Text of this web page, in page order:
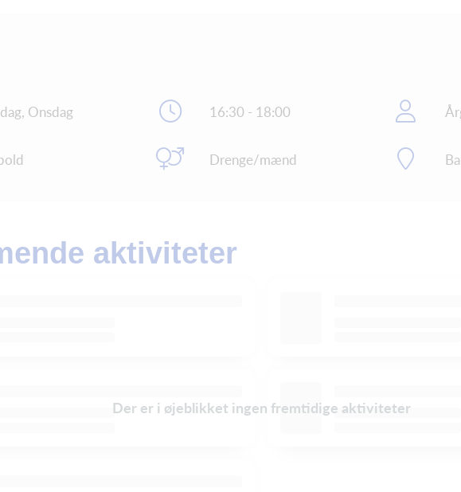
Onsdag 16:30 - 18:00
Drenge/mænd
aktiviteter
Der er i øjeblikket ingen fremtidige aktiviteter